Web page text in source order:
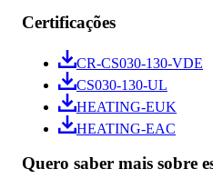
Certificações
CR-CS030-130-VDE
CS030-130-UL
HEATING-EUK
HEATING-EAC
Quero saber mais sobre